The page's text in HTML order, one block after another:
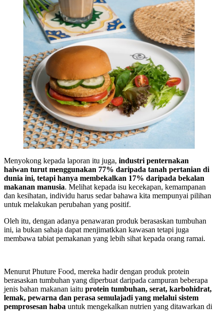
Menyokong kepada laporan itu juga, industri penternakan
haiwan turut menggunakan 77% daripada tanah pertanian di
dunia ini, tetapi hanya membekalkan 17% daripada bekalan
makanan manusia. Melihat kepada isu kecekapan, kemampanan
dan kesihatan, individu harus sedar bahawa kita mempunyai pilihan
untuk melakukan perubahan yang positif.
Oleh itu, dengan adanya penawaran produk berasaskan tumbuhan
ini, ia bukan sahaja dapat menjimatkkan kawasan tetapi juga
membawa tabiat pemakanan yang lebih sihat kepada orang ramai.
Menurut Phuture Food, mereka hadir dengan produk protein
berasaskan tumbuhan yang diperbuat daripada campuran beberapa
jenis bahan makanan iaitu protein tumbuhan, serat, karbohidrat,
lemak, pewarna dan perasa semulajadi yang melalui sistem
pemprosesan haba untuk mengekalkan nutrien yang ditawarkan di